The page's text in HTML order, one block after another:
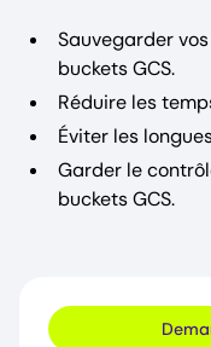
Sauvegarder
buckets GCS.
Réduire les
Éviter les
Garder le
buckets GCS.